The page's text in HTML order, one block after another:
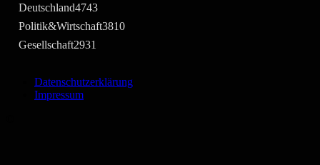
Deutschland4743
Politik&Wirtschaft3810
Gesellschaft2931
Datenschutzerklärung
Impressum